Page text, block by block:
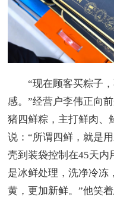
“现在顾客买粽子，
感。”经营户李伟正向
猪四鲜粽，主打鲜肉、
说：“所谓四鲜，就是
壳到装袋控制在45天内
是冰鲜处理，洗净冷冻
黄，更加新鲜。”他笑